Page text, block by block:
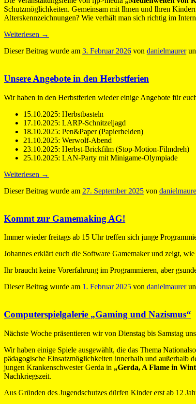
Schutzmöglichkeiten. Gemeinsam mit Ihnen und Ihren
Alterskennzeichnungen? Wie verhält man sich richtig im
Weiterlesen →
Dieser Beitrag wurde am 3. Februar 2026 von danielmaurer
Unsere Angebote in den Herbstferien
Wir haben in den Herbstferien wieder einige Angebote für
15.10.2025: Herbstbasteln
17.10.2025: LARP-Schnitzeljagd
18.10.2025: Pen&Paper (Papierhelden)
21.10.2025: Werwolf-Abend
23.10.2025: Herbst-Brickfilm (Stop-Motion-Filmdreh)
25.10.2025: LAN-Party mit Minigame-Olympiade
Weiterlesen →
Dieser Beitrag wurde am 27. September 2025 von
Kommt zur Gamemaking AG!
Immer wieder freitags ab 15 Uhr treffen sich junge
Johannes erklärt euch die Software Gamemaker und zeigt,
Ihr braucht keine Vorerfahrung im Programmieren, aber
Dieser Beitrag wurde am 1. Februar 2025 von danielmaurer
Computerspielgalerie „Gaming und Nazismus“
Nächste Woche präsentieren wir von Dienstag bis Samstag
Wir haben einige Spiele ausgewählt, die das Thema
pädagogische Einsatzmöglichkeiten innerhalb und außerhalb
jungen Krankenschwester Gerda in „Gerda, A Flame in
Nachkriegszeit.
Aus Gründen des Jugendschutzes dürfen Kinder erst ab 12